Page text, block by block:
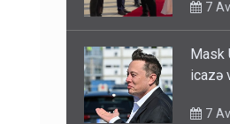
7
Mask
icazə
7